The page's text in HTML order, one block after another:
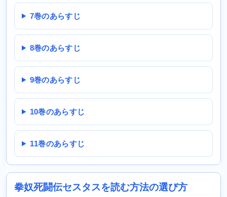
7巻のあらすじ
8巻のあらすじ
9巻のあらすじ
10巻のあらすじ
11巻のあらすじ
拳奴死闘伝セスタスを読む方法の選び方